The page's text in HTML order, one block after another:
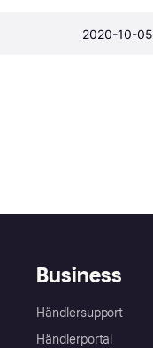
2020-10-05
Business
Händlersupport
Händlerportal